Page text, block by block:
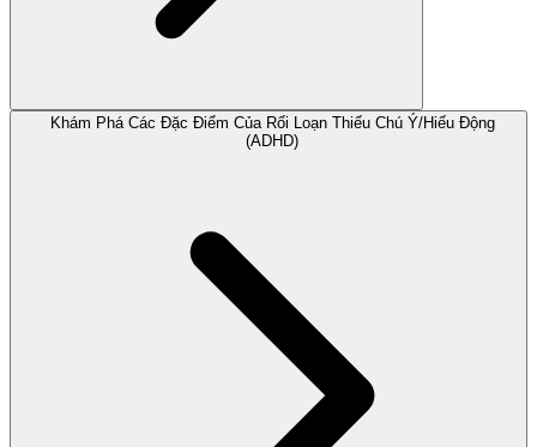
Khám Phá Các Đặc Điểm Của Rối Loạn Thiếu Chú Ý/Hiếu Động
(ADHD)